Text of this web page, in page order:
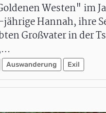
Westen" im
Hannah, ihre
Großvater in der
Auswanderung Exil